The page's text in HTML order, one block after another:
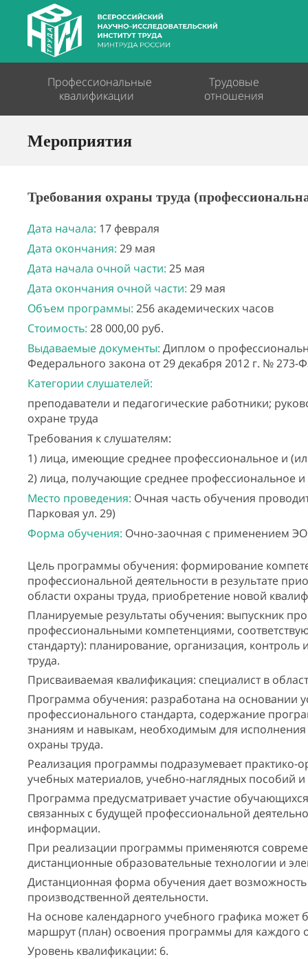
Профессиональные
квалификации
Трудовые
отношения
Мероприятия
Требования охраны труда
Дата начала: 17 февраля
Дата окончания: 29 мая
Дата начала очной части: 25 мая
Дата окончания очной части: 29 мая
Объем программы: 256 академических часов
Стоимость: 28 000,00 руб.
Выдаваемые документы: Диплом о
Федерального закона от 29 декабря 2012 г. № 273-
Категории слушателей:
преподаватели и педагогические работники;
охране труда
Требования к слушателям:
1) лица, имеющие среднее профессиональное и
2) лица, получающие среднее профессиональное
Место проведения: Очная часть обучения
Парковая ул. 29)
Форма обучения: Очно-заочная с применением
Цель программы обучения: формирование
профессиональной деятельности в результате
области охраны труда, приобретение новой
Планируемые результаты обучения: выпускник
профессиональными компетенциями,
стандарту): планирование, организация,
труда.
Присваиваемая квалификация: специалист в
Программа обучения: разработана на основании
профессионального стандарта, содержание
знаниям и навыкам, необходимым для исполнения
охраны труда.
Реализация программы подразумевает практико-
учебных материалов, учебно-наглядных пособий и
Программа предусматривает участие
связанных с будущей профессиональной
информации.
При реализации программы применяются
дистанционные образовательные технологии и
Дистанционная форма обучения дает
производственной деятельности.
На основе календарного учебного графика
маршрут (план) освоения программы для каждого
Уровень квалификации: 6.